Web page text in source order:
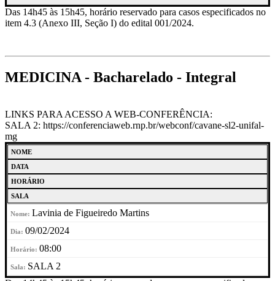
Das 14h45 às 15h45, horário reservado para casos especificados no
item 4.3 (Anexo III, Seção I) do edital 001/2024.
MEDICINA - Bacharelado - Integral
LINKS PARA ACESSO A WEB-CONFERÊNCIA:
SALA 2: https://conferenciaweb.rnp.br/webconf/cavane-sl2-unifal-
mg
NOME
DATA
HORÁRIO
SALA
Lavinia de Figueiredo Martins
09/02/2024
08:00
SALA 2